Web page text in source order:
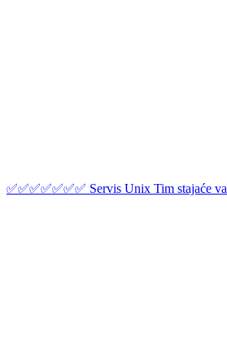
✅✅✅✅✅✅✅ Servis Unix Tim stajaće va